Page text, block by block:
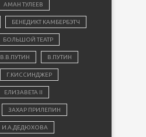
АМАН ТУЛЕЕВ
БЕНЕДИКТ КАМБЕРБЭТЧ
БОЛЬШОЙ ТЕАТР
В.В.ПУТИН В.ПУТИН
Г.КИССИНДЖЕР
ЕЛИЗАВЕТА II
ЗАХАР ПРИЛЕПИН
И.А.ДЕДЮХОВА